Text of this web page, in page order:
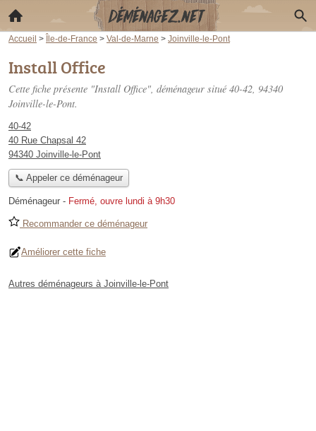
Accueil > Île-de-France > Val-de-Marne > Joinville-le-Pont
Install Office
Cette fiche présente "Install Office", déménageur situé 40-42, 94340
Joinville-le-Pont.
40-42
40 Rue Chapsal 42
94340 Joinville-le-Pont
📞 Appeler ce déménageur
Déménageur - Fermé, ouvre lundi à 9h30
Recommander ce déménageur
Améliorer cette fiche
Autres déménageurs à Joinville-le-Pont